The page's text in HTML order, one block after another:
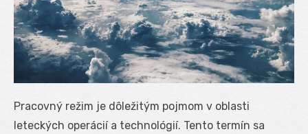
Pracovný režim je dôležitým pojmom v oblasti
leteckých operácií a technológií. Tento termín sa